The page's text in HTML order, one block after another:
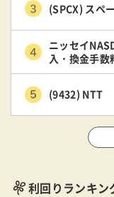
(SPCX) スペ
ニッセイ
入・換金手数
(9432) NTT
利回りランキン